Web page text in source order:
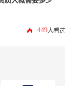
449人看过